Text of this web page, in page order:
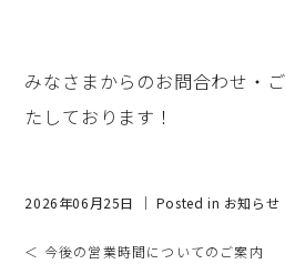
みなさまからのお問合わせ・
たしております！
2026年06月25日 ｜ Posted in お知らせ
＜ 今後の営業時間についてのご案内